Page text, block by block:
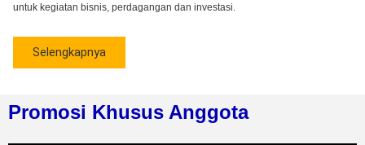
untuk kegiatan bisnis, perdagangan dan investasi.
Selengkapnya
Promosi Khusus Anggota